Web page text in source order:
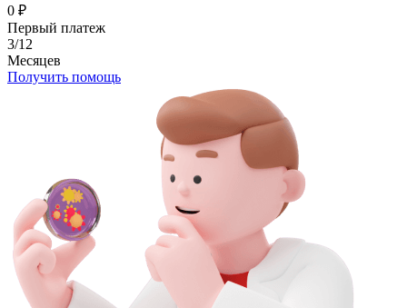
0 ₽
Первый платеж
3/12
Месяцев
Получить помощь